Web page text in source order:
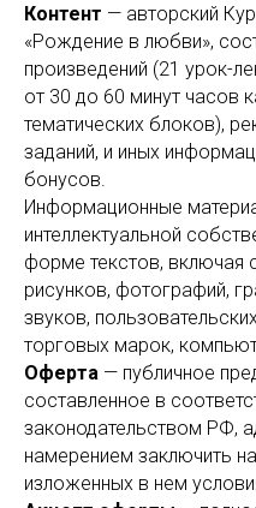
Контент — авторский
«Рождение в любви»,
произведений (21 урок-
от 30 до 60 минут часов
тематических блоков),
заданий, и иных
бонусов.
Информационные
интеллектуальной
форме текстов, включая
рисунков, фотографий,
звуков,
торговых марок,
Оферта — публичное
составленное в
законодательством РФ,
намерением заключить
изложенных в нем